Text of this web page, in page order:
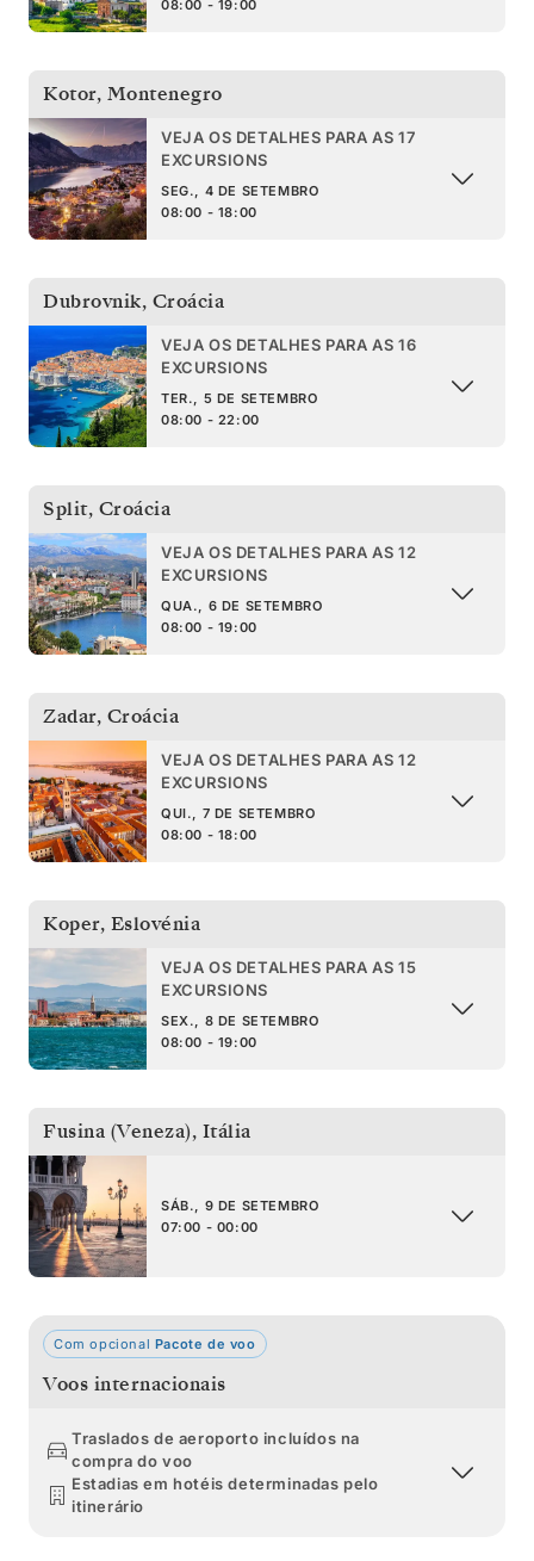
08:00 - 19:00
Kotor, Montenegro
VEJA OS DETALHES PARA AS 17
EXCURSIONS
SEG., 4 DE SETEMBRO
08:00 - 18:00
Dubrovnik, Croácia
VEJA OS DETALHES PARA AS 16
EXCURSIONS
TER., 5 DE SETEMBRO
08:00 - 22:00
Split, Croácia
VEJA OS DETALHES PARA AS 12
EXCURSIONS
QUA., 6 DE SETEMBRO
08:00 - 19:00
Zadar, Croácia
VEJA OS DETALHES PARA AS 12
EXCURSIONS
QUI., 7 DE SETEMBRO
08:00 - 18:00
Koper, Eslovénia
VEJA OS DETALHES PARA AS 15
EXCURSIONS
SEX., 8 DE SETEMBRO
08:00 - 19:00
Fusina (Veneza), Itália
SÁB., 9 DE SETEMBRO
07:00 - 00:00
Com opcional Pacote de voo
Voos internacionais
Traslados de aeroporto incluídos na
compra do voo
Estadias em hotéis determinadas pelo
itinerário